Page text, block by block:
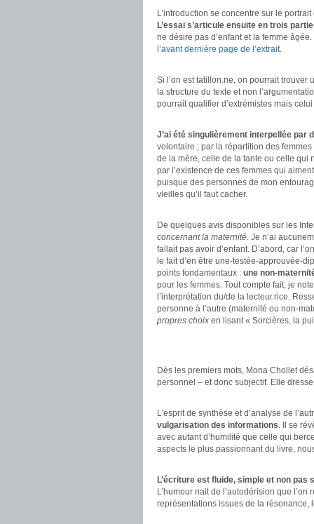
L’introduction se concentre sur le
L’essai s’articule ensuite en trois
ne désire pas d’enfant et la femme
l’avant dernière page de l’extrait.
Si l’on est tatillon.ne, on pourrait
la structure du texte et non
pourrait qualifier d’extrémistes mais
J’ai été singulièrement interpellée par
volontaire ; par la répartition des
de la mère, celle de la tante ou celle qui
par l’existence de ces femmes qui
puisque des personnes de mon
vieilles qu’il faut cacher.
De quelques avis disponibles sur les
concernant la maternité. Je n’ai
fallait pas avoir d’enfant. D’abord, car
le fait d’en être une-testée-approuvée-
points fondamentaux : une non-
pour les femmes. Tout compte fait, je
l’interprétation du/de la lecteur.rice.
personne à l’autre (maternité ou non-
propres choix en lisant « Sorcières, la
Dès les premiers mots, Mona Chollet
personnel – et donc subjectif. Elle
L’esprit de synthèse et d’analyse de
vulgarisation des informations. Il se
avec autant d’humilité que celle qui
aspects le plus passionnant du livre,
L’écriture est fluide, simple et non pas
L’humour nait de l’autodérision que
représentations issues de la résonance,